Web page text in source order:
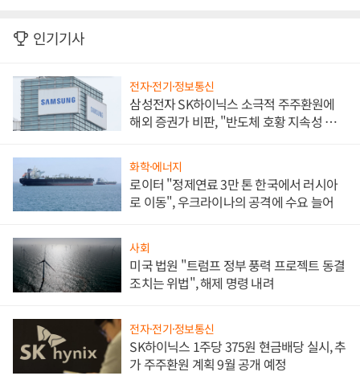
인기기사
전자·전기·정보통신
삼성전자 SK하이닉스 소극적 주주환원에
해외 증권가 비판, "반도체 호황 지속성 의
화학·에너지
로이터 "정제연료 3만 톤 한국에서 러시아
로 이동", 우크라이나의 공격에 수요 늘어
사회
미국 법원 "트럼프 정부 풍력 프로젝트 동결
조치는 위법", 해제 명령 내려
전자·전기·정보통신
SK하이닉스 1주당 375원 현금배당 실시, 추
가 주주환원 계획 9월 공개 예정